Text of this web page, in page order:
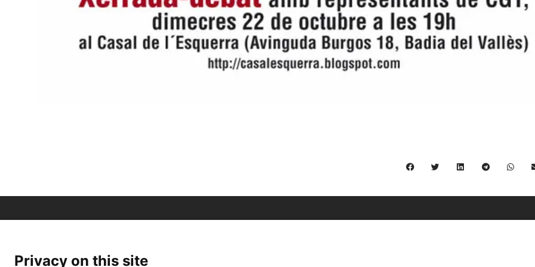
Privacy on this site